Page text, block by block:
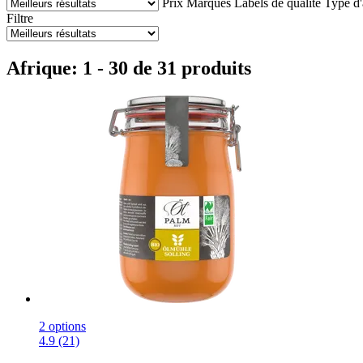
Filtre
Afrique: 1 - 30 de 31 produits
2 options
4.9 (21)